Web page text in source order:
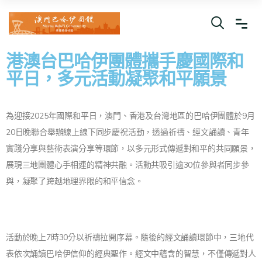
港澳台巴哈伊團體攜手慶國際和
平日，多元活動凝聚和平願景
為迎接2025年國際和平日，澳門、香港及台灣地區的巴哈伊團體於9月
20日晚聯合舉辦線上線下同步慶祝活動，透過祈禱、經文誦讀、青年
實踐分享與藝術表演分享等環節，以多元形式傳遞對和平的共同願景，
展現三地團體心手相連的精神共融。活動共吸引逾30位參與者同步參
與，凝聚了跨越地理界限的和平信念。
活動於晚上7時30分以祈禱拉開序幕。隨後的經文誦讀環節中，三地代
表依次誦讀巴哈伊信仰的經典聖作。經文中蘊含的智慧，不僅傳遞對人